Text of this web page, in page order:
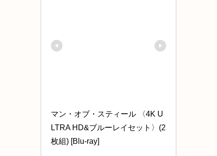
マン・オブ・スティール 〈4K U
LTRA HD&ブルーレイセット〉(2
枚組) [Blu-ray]